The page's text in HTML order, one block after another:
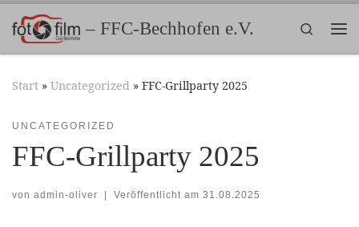
Zum Inhalt springen– FFC-Bechhofen e.V.
Search
Start » Uncategorized » FFC-Grillparty 2025
UNCATEGORIZED
FFC-Grillparty 2025
von admin-oliver | Veröffentlicht am 31.08.2025